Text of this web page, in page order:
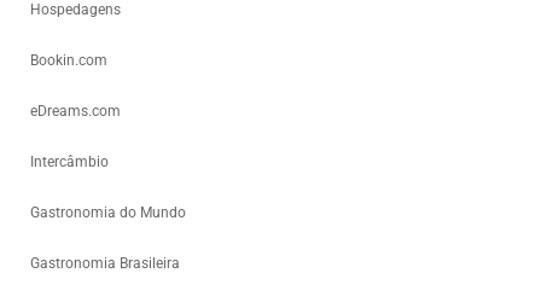
Hospedagens
Bookin.com
eDreams.com
Intercâmbio
Gastronomia do Mundo
Gastronomia Brasileira